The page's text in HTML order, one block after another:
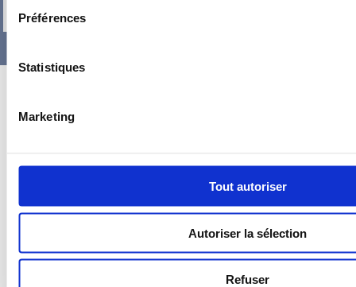
Préférences
Statistiques
Marketing
Tout autoriser
Autoriser la sélection
Refuser